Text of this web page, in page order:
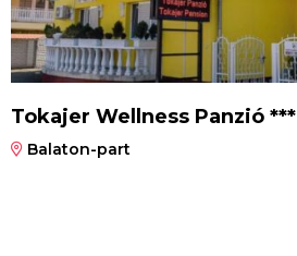
Tokajer Wellness Panzió ***
Balaton-part